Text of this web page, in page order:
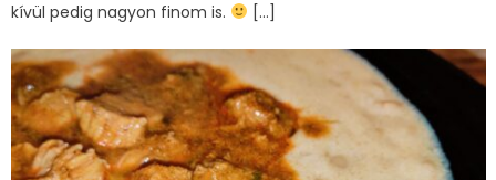
kívül pedig nagyon finom is.
[…]